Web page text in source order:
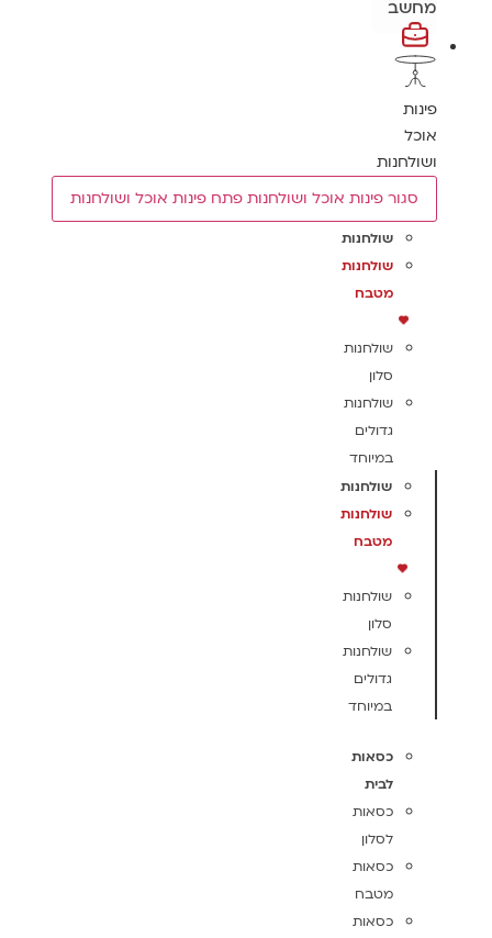
מחשב
פינות
אוכל
ושולחנות
סגור פינות אוכל ושולחנות פתח פינות אוכל ושולחנות
שולחנות
שולחנות
מטבח
שולחנות
סלון
שולחנות
גדולים
במיוחד
שולחנות
שולחנות
מטבח
שולחנות
סלון
שולחנות
גדולים
במיוחד
כסאות
לבית
כסאות
לסלון
כסאות
מטבח
כסאות